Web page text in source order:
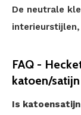
De neutrale
FAQ -
katoen/satijn
Is